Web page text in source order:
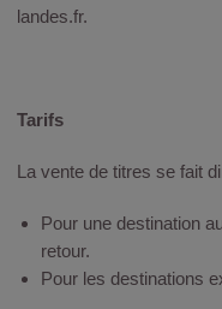
landes.fr.
Tarifs
La vente de titres se fait
Pour une destination
retour.
Pour les destinations